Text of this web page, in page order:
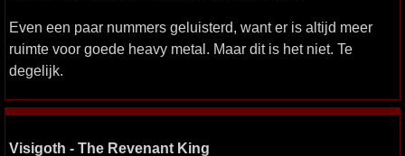
Even een paar nummers geluisterd, want er is altijd meer
ruimte voor goede heavy metal. Maar dit is het niet. Te
degelijk.
Visigoth - The Revenant King